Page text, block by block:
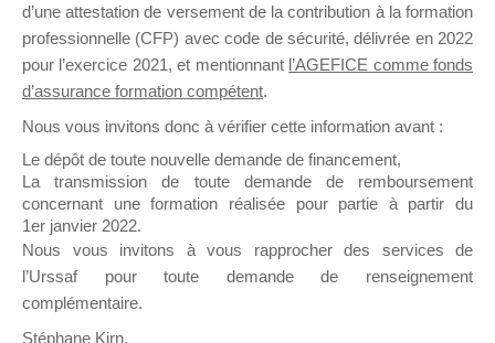
Ce groupe est destiné aux Organismes de
Formation qui souhaitent répondre à l’Appel à
Propositions Mallette du Dirigeant.
Ce groupe propose un forum dédié au support
sur lequel il est possible de laisser un message
ou poser une question.
NB : Il est nécessaire d’être
pouvoir rejoindre ce groupe
d’une attestation de versement de la contribution à la formation
professionnelle (CFP) avec code de sécurité, délivrée en 2022
pour l’exercice 2021, et mentionnant l’AGEFICE comme fonds
d’assurance formation compétent.
Nous vous invitons donc à vérifier cette information avant :
Le dépôt de toute nouvelle demande de financement,
La transmission de toute demande de remboursement
concernant une formation réalisée pour partie à partir du
1er janvier 2022.
Nous vous invitons à vous rapprocher des services de
l’Urssaf pour toute demande de renseignement
complémentaire.
Stéphane Kirn,